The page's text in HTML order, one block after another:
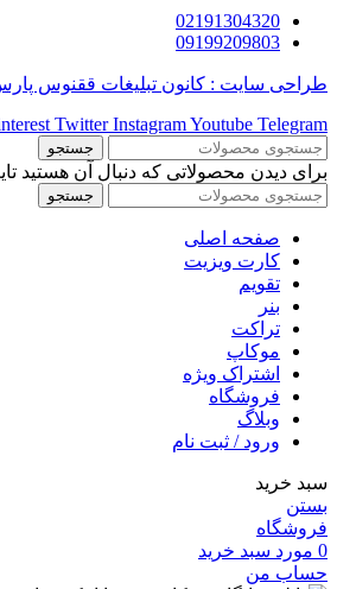
02191304320
09199209803
طراحی سایت : کانون تبلیغات ققنوس
Twitter InstagramYoutube Telegram
جستجو
برای دیدن محصولاتی که دنبال آن هستید
جستجو
صفحه اصلی
کارت ویزیت
تقویم
بنر
تراکت
موکاپ
اشتراک ویژه
فروشگاه
وبلاگ
ورود / ثبت نام
سبد خرید
بستن
فروشگاه
0 مورد سبد خرید
حساب من